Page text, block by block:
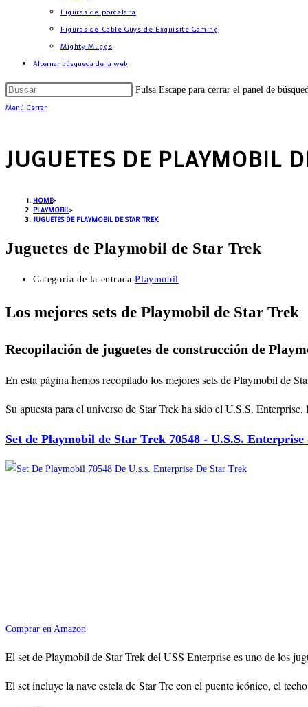
Figuras de porcelana
Figuras de Cable Guys de Exquisite Gaming
Mighty Muggs
Alternar búsqueda de la web
Pulsa Escape para cerrar el panel de
Menú Cerrar
JUGUETES DE PLAYMOBIL
HOME>
PLAYMOBIL>
JUGUETES DE PLAYMOBIL DE STAR TREK
Juguetes de Playmobil de Star Trek
Categoría de la entrada:Playmobil
Los mejores sets de Playmobil de Star Trek
Recopilación de juguetes de construcción de
En esta página hemos recopilado los mejores sets de Playmobil de
Su apuesta para el universo de Star Trek ha sido el U.S.S.
Set de Playmobil de Star Trek 70548 - U.S.S.
Comprar en Amazon
El set de Playmobil de Star Trek del USS Enterprise es uno de los
El set incluye la nave estela de Star Tre con el puente icónico, el